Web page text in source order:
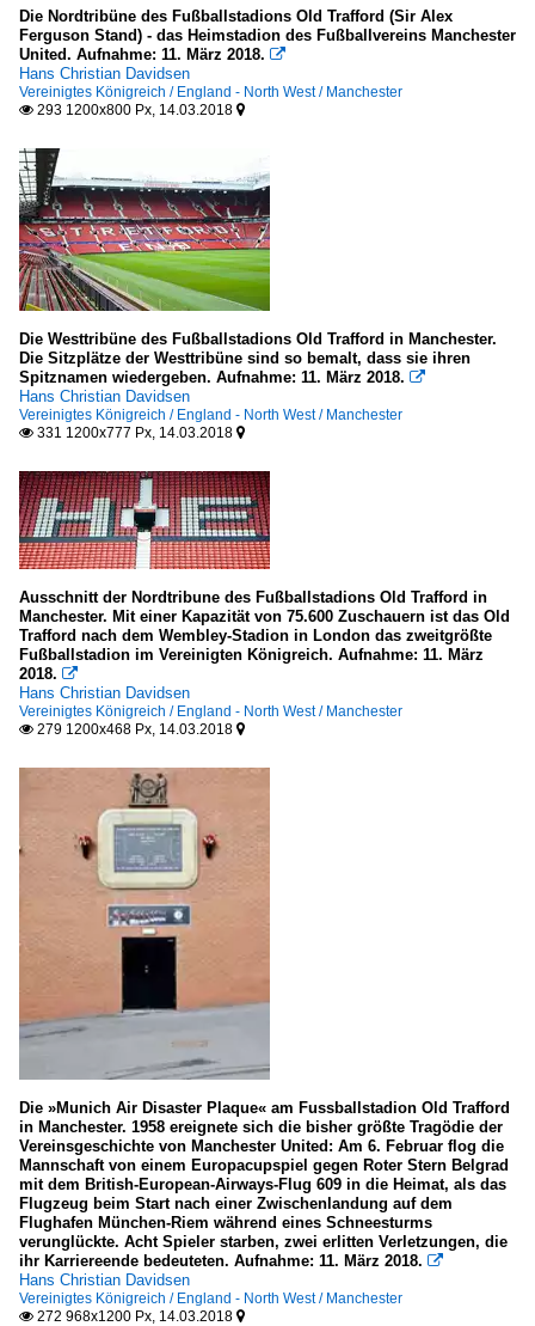
Die Nordtribüne des Fußballstadions Old Trafford (Sir Alex
Ferguson Stand) - das Heimstadion des Fußballvereins Manchester
United. Aufnahme: 11. März 2018. 
Hans Christian Davidsen
Vereinigtes Königreich / England - North West / Manchester
 293 1200x800 Px, 14.03.2018 
Die Westtribüne des Fußballstadions Old Trafford in Manchester.
Die Sitzplätze der Westtribüne sind so bemalt, dass sie ihren
Spitznamen wiedergeben. Aufnahme: 11. März 2018. 
Hans Christian Davidsen
Vereinigtes Königreich / England - North West / Manchester
 331 1200x777 Px, 14.03.2018 
Ausschnitt der Nordtribune des Fußballstadions Old Trafford in
Manchester. Mit einer Kapazität von 75.600 Zuschauern ist das Old
Trafford nach dem Wembley-Stadion in London das zweitgrößte
Fußballstadion im Vereinigten Königreich. Aufnahme: 11. März
2018. 
Hans Christian Davidsen
Vereinigtes Königreich / England - North West / Manchester
 279 1200x468 Px, 14.03.2018 
Die »Munich Air Disaster Plaque« am Fussballstadion Old Trafford
in Manchester. 1958 ereignete sich die bisher größte Tragödie der
Vereinsgeschichte von Manchester United: Am 6. Februar flog die
Mannschaft von einem Europacupspiel gegen Roter Stern Belgrad
mit dem British-European-Airways-Flug 609 in die Heimat, als das
Flugzeug beim Start nach einer Zwischenlandung auf dem
Flughafen München-Riem während eines Schneesturms
verunglückte. Acht Spieler starben, zwei erlitten Verletzungen, die
ihr Karriereende bedeuteten. Aufnahme: 11. März 2018. 
Hans Christian Davidsen
Vereinigtes Königreich / England - North West / Manchester
 272 968x1200 Px, 14.03.2018 